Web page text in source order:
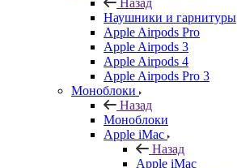
Назад
Наушники и гарнитуры
Apple Airpods Pro
Apple Airpods 3
Apple Airpods 4
Apple Airpods Pro 3
Моноблоки
Назад
Моноблоки
Apple iMac
Назад
Apple iMac